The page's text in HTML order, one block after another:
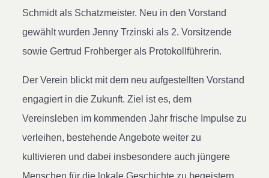
Schmidt als Schatzmeister. Neu in den Vorstand
gewählt wurden Jenny Trzinski als 2. Vorsitzende
sowie Gertrud Frohberger als Protokollführerin.
Der Verein blickt mit dem neu aufgestellten Vorstand
engagiert in die Zukunft. Ziel ist es, dem
Vereinsleben im kommenden Jahr frische Impulse zu
verleihen, bestehende Angebote weiter zu
kultivieren und dabei insbesondere auch jüngere
Menschen für die lokale Geschichte zu begeistern.